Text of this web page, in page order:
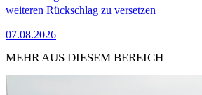
weiteren Rückschlag zu versetzen
07.08.2026
MEHR AUS DIESEM BEREICH